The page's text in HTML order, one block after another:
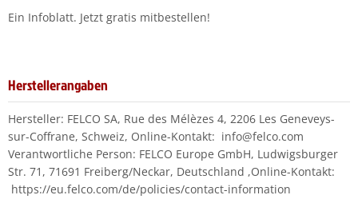
Ein Infoblatt. Jetzt gratis mitbestellen!
Herstellerangaben
Hersteller: FELCO SA, Rue des Mélèzes 4, 2206 Les Geneveys-
sur-Coffrane, Schweiz, Online-Kontakt: info@felco.com
Verantwortliche Person: FELCO Europe GmbH, Ludwigsburger
Str. 71, 71691 Freiberg/Neckar, Deutschland ,Online-Kontakt:
https://eu.felco.com/de/policies/contact-information